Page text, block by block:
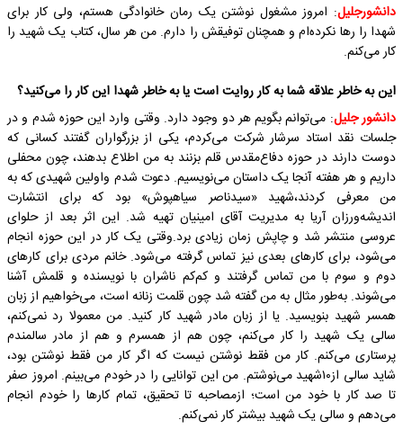
دانشورجلیل: امروز مشغول نوشتن یک رمان خانوادگی هستم، ولی کار برای
شهدا را رها نکرده‌ام و همچنان توفیقش را دارم. من هر سال، کتاب یک شهید را
کار می‌کنم.
این به خاطر علاقه شما به کار روایت است یا به خاطر شهدا این کار را می‌کنید؟
دانشور جلیل: می‌توانم بگویم هر دو وجود دارد. وقتی وارد این حوزه شدم و در
جلسات نقد استاد سرشار شرکت می‌کردم، یکی از بزرگواران گفتند کسانی که
دوست دارند در حوزه دفاع‌مقدس قلم بزنند به من اطلاع بدهند، چون محفلی
داریم و هر هفته آنجا یک داستان می‌نویسیم. دعوت شدم واولین شهیدی که به
من معرفی کردند،شهید «سیدناصر سیاهپوش» بود که برای انتشارت
اندیشه‌ورزان آریا به مدیریت آقای امینیان تهیه شد. این اثر بعد از حلوای
عروسی منتشر شد و چاپش زمان زیادی برد.وقتی یک کار در این حوزه انجام
می‌شود، برای کار‌های بعدی نیز تماس گرفته می‌شود. خانم مردی برای کار‌های
دوم و سوم با من تماس گرفتند و کم‌کم ناشران با نویسنده و قلمش آشنا
می‌شوند. به‌طور مثال به من گفته شد چون قلمت زنانه است، می‌خواهیم از زبان
همسر شهید بنویسید. یا از زبان مادر شهید کار کنید. من معمولا رد نمی‌کنم،
سالی یک شهید را کار می‌کنم، چون هم از همسرم و هم از مادر سالمندم
پرستاری می‌کنم. کار من فقط نوشتن نیست که اگر کار من فقط نوشتن بود،
شاید سالی از۱۰شهید می‌نوشتم. من این توانایی را در خودم می‌بینم. امروز صفر
تا صد کار با خود من است؛ ازمصاحبه تا تحقیق، تمام کار‌ها را خودم انجام
می‌دهم و سالی یک شهید بیشتر کار نمی‌کنم.